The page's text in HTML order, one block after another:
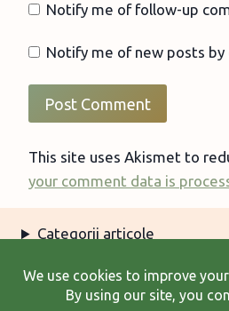
Notify me of follow-up
Notify me of new posts by
This site uses Akismet to
your comment data is
Categorii articole